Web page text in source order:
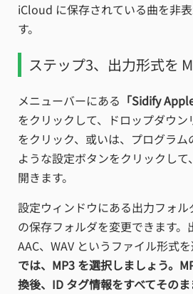
iCloud に保存されている曲を非
す。
ステップ3、出力形式を
メニューバーにある 「Sidify
をクリックして、ドロップダウン
をクリック、或いは、プログラ
ような設定ボタンをクリックし
開きます。
設定ウィンドウにある出力フォ
の保存フォルダを変更できます。
AAC、WAV というファイル形式を
では、MP3 を選択しましょう。
換後、ID タグ情報をすべてその